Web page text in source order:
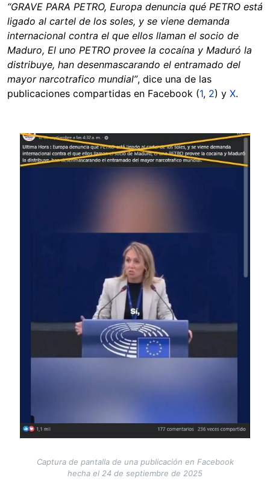
“GRAVE PARA PETRO, Europa denuncia qué PETRO está
ligado al cartel de los soles, y se viene demanda
internacional contra el que ellos llaman el socio de
Maduro, El uno PETRO provee la cocaína y Maduró la
distribuye, han desenmascarando el entramado del
mayor narcotrafico mundial”, dice una de las
publicaciones compartidas en Facebook (1, 2) y X.
Image
Captura de pantalla de una publicación en Facebook
hecha el 24 de septiembre de 2025